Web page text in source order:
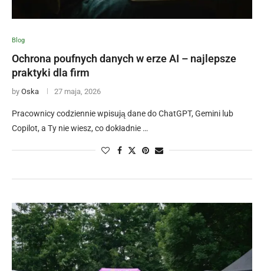
Blog
Ochrona poufnych danych w erze AI – najlepsze
praktyki dla firm
by Oska 27 maja, 2026
Pracownicy codziennie wpisują dane do ChatGPT, Gemini lub
Copilot, a Ty nie wiesz, co dokładnie …